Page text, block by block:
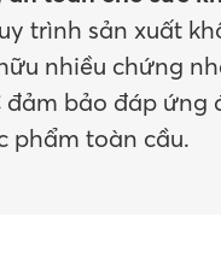
trình sản xuất
nhiều chứng
đảm bảo đáp ứng
phẩm toàn cầu.